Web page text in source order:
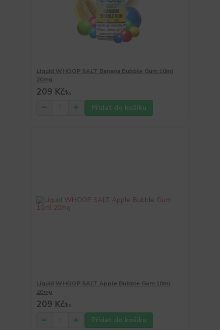
Liquid WHOOP SALT Banana Bubble Gum 10ml
20mg
209 Kč/ks
Přidat do košíku
Liquid WHOOP SALT Apple Bubble Gum 10ml
20mg
209 Kč/ks
Přidat do košíku